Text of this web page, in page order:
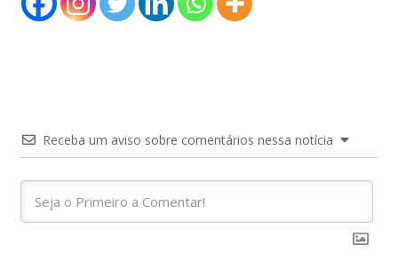
Receba um aviso sobre comentários nessa notícia